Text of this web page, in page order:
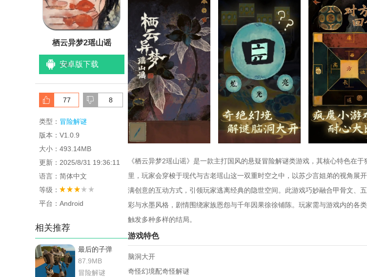
栖云异梦2瑶山谣
安卓版下载
</li>
77 8
类型： 冒险解谜
版本：V1.0.9
大小：493.14MB
更新：2025/8/31 19:36:11
语言：简体中文
等级：
平台：Android
相关推荐
最后的子弹
87.9MB
冒险解谜
《栖云异梦2瑶山谣》是一款主打国风的悬疑冒险解谜类游戏，其核心特色在
里，玩家会穿梭于现代与古老瑶山这一双重时空之中，以苏少言姐弟的视角展
满创意的互动方式，引领玩家逃离经典的隐世空间。此游戏巧妙融合甲骨文、
彩与水墨风格，剧情围绕家族恩怨与千年因果徐徐铺陈。玩家需与游戏内的各
触发多种多样的结局。
游戏特色
脑洞大开
奇怪幻境配奇怪解谜